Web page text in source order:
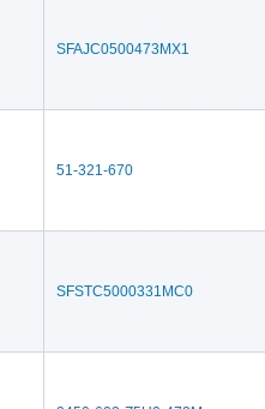
SFAJC0500473MX1
51-321-670
SFSTC5000331MC0